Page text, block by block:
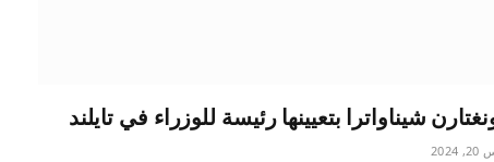
شيناواترا بتعيينها رئيسة للوزراء في تايلند